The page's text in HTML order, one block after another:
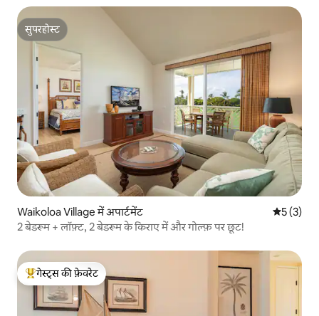
सुपरहोस्ट
सुपरहोस्ट
Waikoloa Village में अपार्टमेंट औसत रेटिंग
5 (3)
2 बेडरूम + लॉफ़्ट, 2 बेडरूम के किराए में और गोल्फ़ पर छूट!
गेस्ट्स का टॉप फ़ेवरेट
गेस्ट्स की फ़ेवरेट